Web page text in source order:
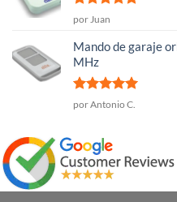
Valorado
por Juan
Mando de garaje
MHz
Valorado
por Antonio C.